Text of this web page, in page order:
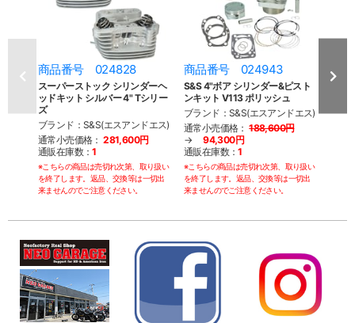
商品番号 024828
スーパーストック シリンダーヘ
ッドキット シルバー 4" Tシリー
ズ
ブランド：S&S(エスアンドエス)
通常小売価格： 281,600円
通販在庫数：1
※こちらの商品は売切れ次第、取り扱い
を終了します。返品、交換等は一切出
来ませんのでご注意ください。
商品番号 024943
S&S 4"ボア シリンダー&ピスト
ンキット V113 ポリッシュ
ブランド：S&S(エスアンドエス)
通常小売価格： 188,600円
→94,300円
通販在庫数：1
※こちらの商品は売切れ次第、取り扱い
を終了します。返品、交換等は一切出
来ませんのでご注意ください。
商
ブラ